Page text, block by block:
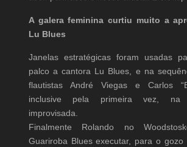
A galera feminina curtiu muito a
Lu Blues
Janelas estratégicas foram usadas
palco a cantora Lu Blues, e na
flautistas André Viegas e Carlos
inclusive pela primeira vez, na
improvisada.
Finalmente Rolando no
Guariroba Blues executar, para o gozo